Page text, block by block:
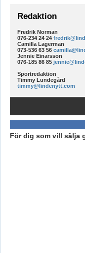
Redaktion
Fredrik Norman
076-234 24 24
Camilla Lagerman
073-536 63 56
Jennie Einarsson
076-185 86 85
Sportredaktion
Timmy Lundegård
timmy@lindenytt.com
För dig som vill sälja